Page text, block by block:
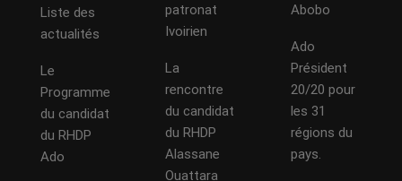
Liste des
actualités
Le
Programme
du candidat
du RHDP
Ado
patronat
Ivoirien
La
rencontre
du candidat
du RHDP
Alassane
Ouattara
Abobo
Ado
Président
20/20 pour
les 31
régions du
pays.